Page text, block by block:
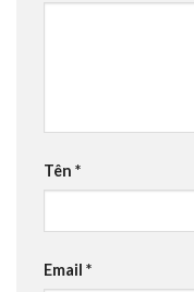
Tên *
Email *